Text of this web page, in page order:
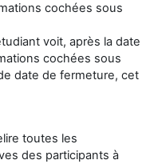
cochées sous
voit, après la date
cochées sous
date de fermeture, cet
toutes les
des participants à